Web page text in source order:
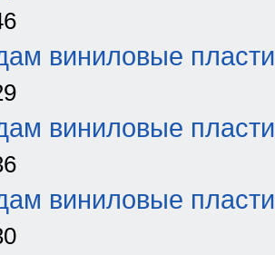
виниловые
виниловые
виниловые